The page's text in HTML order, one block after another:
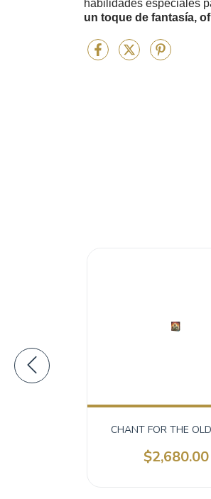
habilidades especiales
un toque de fantasía,
CHANT FOR THE
$2,680.00